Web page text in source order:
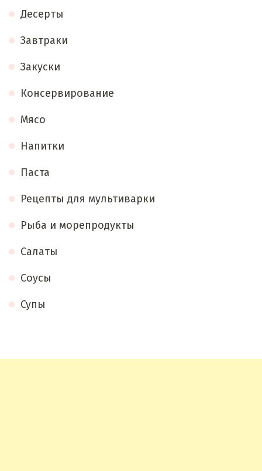
Десерты
Завтраки
Закуски
Консервирование
Мясо
Напитки
Паста
Рецепты для мультиварки
Рыба и морепродукты
Салаты
Соусы
Супы